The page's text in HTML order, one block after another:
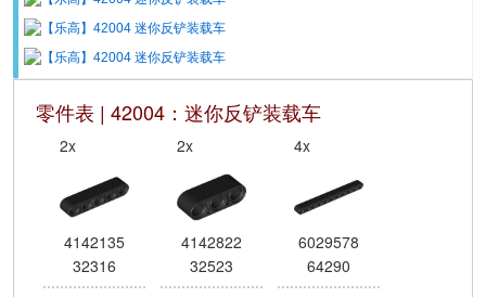
零件表 | 42004：迷你反铲装载车
2x
4142135
32316
2x
4142822
32523
4x
6029578
64290